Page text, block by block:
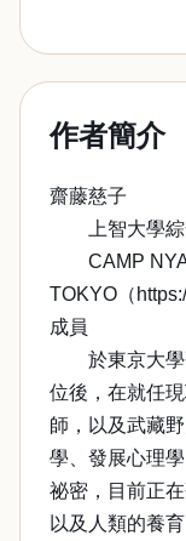
作者簡介
齋藤慈子
上智大學綜
CAMP
TOKYO（
成員
於東京大學
位後，在就任
師，以及武藏
學、發展心理
祕密，目前正
以及人類的養育